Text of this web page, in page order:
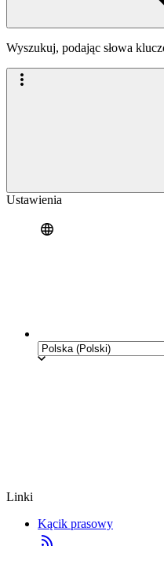
Wyszukuj, podając słowa
Ustawienia
Linki
Kącik prasowy